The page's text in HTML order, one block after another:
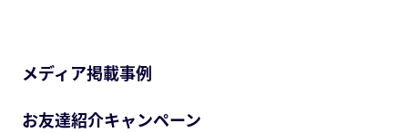
メディア掲載事例
お友達紹介キャンペーン